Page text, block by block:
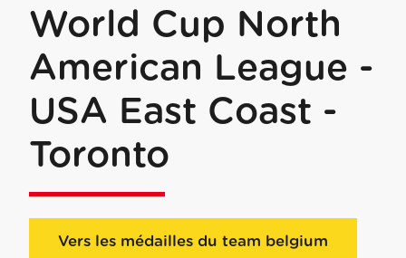
World Cup North
American League -
USA East Coast -
Toronto
Vers les médailles du team belgium